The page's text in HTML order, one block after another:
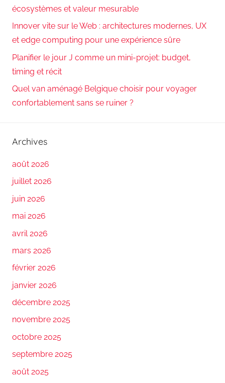
écosystèmes et valeur mesurable
Innover vite sur le Web : architectures modernes, UX
et edge computing pour une expérience sûre
Planifier le jour J comme un mini-projet: budget,
timing et récit
Quel van aménagé Belgique choisir pour voyager
confortablement sans se ruiner ?
Archives
août 2026
juillet 2026
juin 2026
mai 2026
avril 2026
mars 2026
février 2026
janvier 2026
décembre 2025
novembre 2025
octobre 2025
septembre 2025
août 2025